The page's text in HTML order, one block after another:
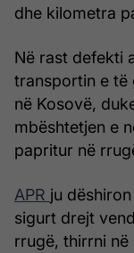
dhe kilometra
Në rast defekti
transportin e të
në Kosovë,
mbështetjen e
papritur në
APR ju
sigurt drejt
rrugë, thirrni në